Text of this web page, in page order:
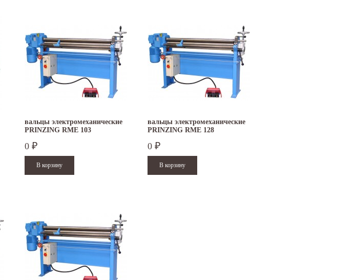
вальцы электромеханические
PRINZING RME 103
0 ₽
вальцы электромеханические
PRINZING RME 128
0 ₽